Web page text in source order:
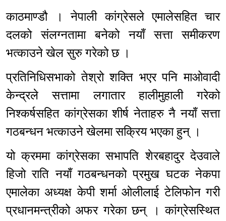
काठमाण्डौ । नेपाली कांग्रेसले एमालेसहित चार
दलको संलग्नतामा बनेको नयाँ सत्ता समीकरण
भत्काउने खेल सुरु गरेको छ ।
प्रतिनिधिसभाको तेश्रो शक्ति भएर पनि माओवादी
केन्द्रले सत्तामा लगातार हालीमुहाली गरेको
निश्कर्षसहित कांग्रेसका शीर्ष नेताहरु नै नयाँ सत्ता
गठबन्धन भत्काउने खेलमा सक्रिय भएका हुन् ।
यो क्रममा कांग्रेसका सभापति शेरबहादुर देउवाले
हिजो राति नयाँ गठबन्धनको प्रमुख घटक नेकपा
एमालेका अध्यक्ष केपी शर्मा ओलीलाई टेलिफोन गरी
प्रधानमन्त्रीको अफर गरेका छन् । कांग्रेसस्थित